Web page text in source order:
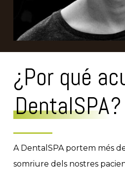
¿Por qué
DentalSPA?
A DentalSPA portem més
somriure dels nostres